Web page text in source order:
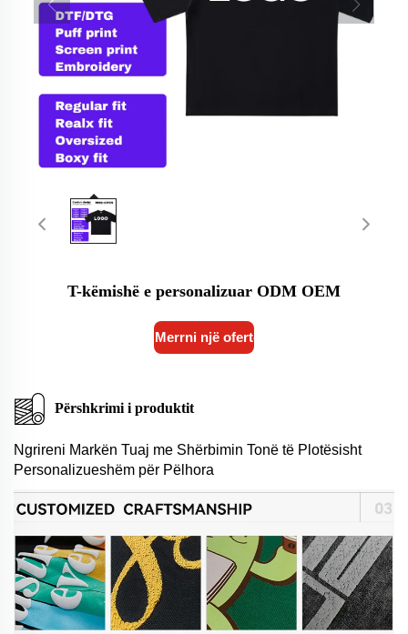
T-këmishë e personalizuar ODM OEM
Merrni një ofertë
Përshkrimi i produktit
Ngrireni Markën Tuaj me Shërbimin Tonë të Plotësisht
Personalizueshëm për Pëlhora